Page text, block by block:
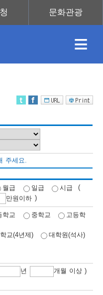
≡
보
보
련
정
우
미
내
주세요.
월급 일급 시급
(
만원이하 )
학교 중학교
고등학
교(4년제)
대학원(석사)
년
개월 이상 )